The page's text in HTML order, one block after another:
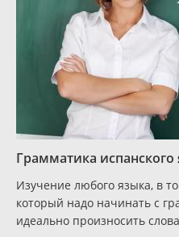
Грамматика испанского
Изучение любого языка, в
который надо начинать с
идеально произносить